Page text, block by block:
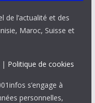
de l’actualité et des
Maroc, Suisse et
| Politique de cookies
s’engage à
personnelles,